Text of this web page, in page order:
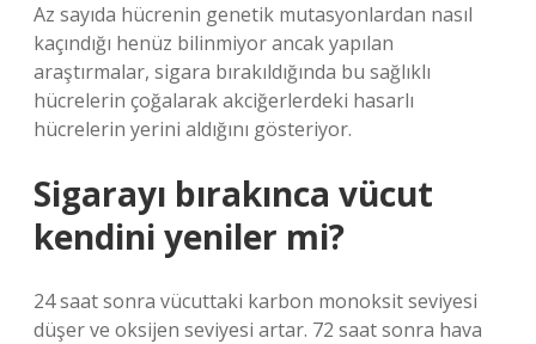
Az sayıda hücrenin genetik mutasyonlardan nasıl
kaçındığı henüz bilinmiyor ancak yapılan
araştırmalar, sigara bırakıldığında bu sağlıklı
hücrelerin çoğalarak akciğerlerdeki hasarlı
hücrelerin yerini aldığını gösteriyor.
Sigarayı bırakınca vücut
kendini yeniler mi?
24 saat sonra vücuttaki karbon monoksit seviyesi
düşer ve oksijen seviyesi artar. 72 saat sonra hava